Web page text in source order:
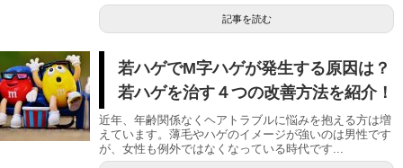
記事を読む
若ハゲでM字ハゲが発生する原因は？
若ハゲを治す４つの改善方法を紹介！
近年、年齢関係なくヘアトラブルに悩みを抱える方は増
えています。薄毛やハゲのイメージが強いのは男性です
が、女性も例外ではなくなっている時代です...